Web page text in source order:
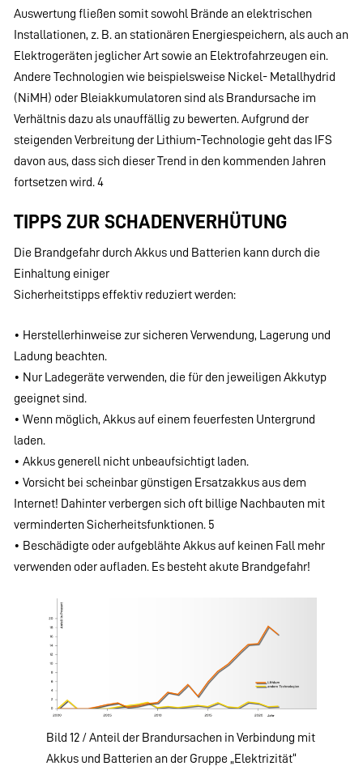
Auswertung fließen somit sowohl Brände an elektrischen
Installationen, z. B. an stationären Energiespeichern, als auch an
Elektrogeräten jeglicher Art sowie an Elektrofahrzeugen ein.
Andere Technologien wie beispielsweise Nickel- Metallhydrid
(NiMH) oder Bleiakkumulatoren sind als Brandursache im
Verhältnis dazu als unauffällig zu bewerten. Aufgrund der
steigenden Verbreitung der Lithium-Technologie geht das IFS
davon aus, dass sich dieser Trend in den kommenden Jahren
fortsetzen wird. 4
TIPPS ZUR SCHADENVERHÜTUNG
Die Brandgefahr durch Akkus und Batterien kann durch die
Einhaltung einiger
Sicherheitstipps effektiv reduziert werden:
• Herstellerhinweise zur sicheren Verwendung, Lagerung und
Ladung beachten.
• Nur Ladegeräte verwenden, die für den jeweiligen Akkutyp
geeignet sind.
• Wenn möglich, Akkus auf einem feuerfesten Untergrund
laden.
• Akkus generell nicht unbeaufsichtigt laden.
• Vorsicht bei scheinbar günstigen Ersatzakkus aus dem
Internet! Dahinter verbergen sich oft billige Nachbauten mit
verminderten Sicherheitsfunktionen. 5
• Beschädigte oder aufgeblähte Akkus auf keinen Fall mehr
verwenden oder aufladen. Es besteht akute Brandgefahr!
Bild 12 / Anteil der Brandursachen in Verbindung mit
Akkus und Batterien an der Gruppe „Elektrizität“